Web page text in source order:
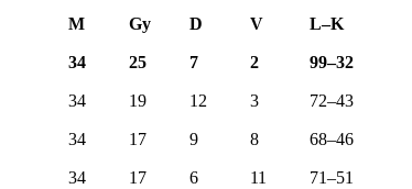
M Gy D V L–K
34 25 7 2 99–32
34 19 12 3 72–43
34 17 9 8 68–46
34 17 6 11 71–51